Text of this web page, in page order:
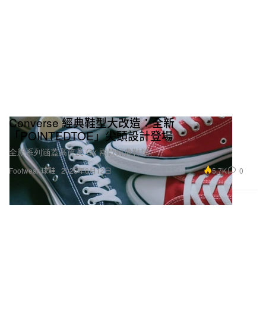
Footwear 球鞋
Converse 經典鞋型大改造：全新
「POINTEDTOE」尖頭設計登場
全新系列涵蓋高筒及 Ox 兩款經典鞋型。
2026年6月12日 5.7K 0